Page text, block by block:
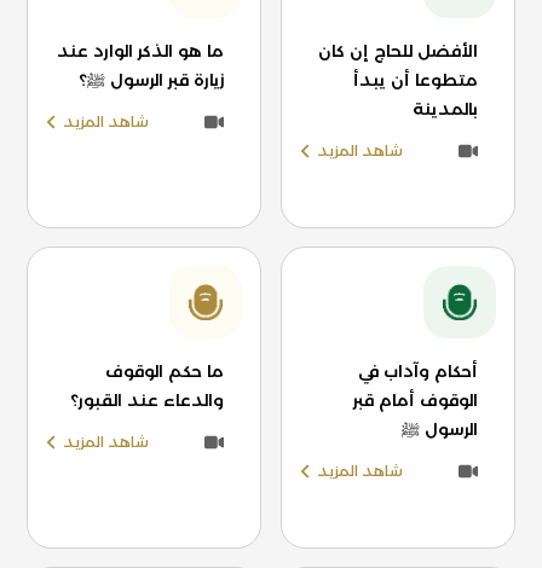
الأفضل للحاج إن كان
متطوعا أن يبدأ
بالمدينة
شاهد المزيد
ما هو الذكر الوارد عند
زيارة قبر الرسول ﷺ؟
شاهد المزيد
أحكام وآداب في
الوقوف أمام قبر
الرسول ﷺ
شاهد المزيد
ما حكم الوقوف
والدعاء عند القبور؟
شاهد المزيد